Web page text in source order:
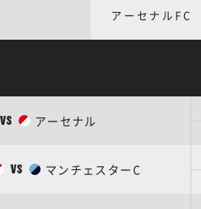
アーセナルFC
VS アーセナル
VS マンチェスターC